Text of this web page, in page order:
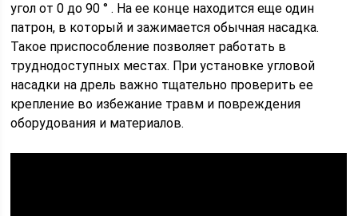
угол от 0 до 90 ° . На ее конце находится еще один
патрон, в который и зажимается обычная насадка.
Такое приспособление позволяет работать в
труднодоступных местах. При установке угловой
насадки на дрель важно тщательно проверить ее
крепление во избежание травм и повреждения
оборудования и материалов.